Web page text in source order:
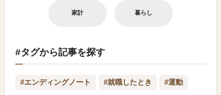
家計 暮らし
#タグから記事を探す
#エンディングノート #就職したとき #運動